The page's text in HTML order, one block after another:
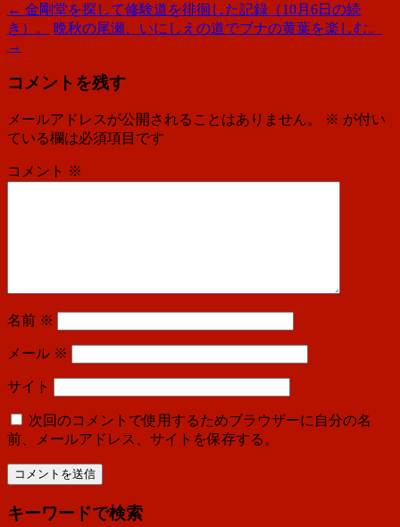
← 金剛堂を探して修験道を徘徊した記録（10月6日の続
き）。
晩秋の尾瀬、いにしえの道でブナの黄葉を楽しむ。
→
コメントを残す
メールアドレスが公開されることはありません。 ※ が付い
ている欄は必須項目です
コメント ※
名前 ※
メール ※
サイト
次回のコメントで使用するためブラウザーに自分の名
前、メールアドレス、サイトを保存する。
キーワードで検索